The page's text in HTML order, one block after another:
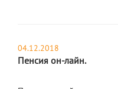
04.12.2018
Пенсия он-лайн.